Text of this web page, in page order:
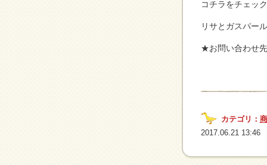
コチラをチェッ
リサとガスパー
★お問い合わせ
カテゴリ：
2017.06.21 13:46